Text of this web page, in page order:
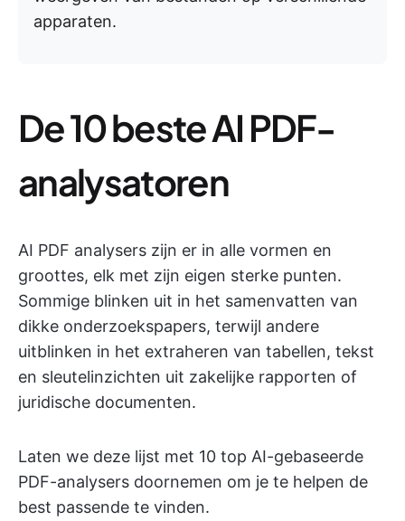
apparaten.
De 10 beste AI PDF-
analysatoren
AI PDF analysers zijn er in alle vormen en
groottes, elk met zijn eigen sterke punten.
Sommige blinken uit in het samenvatten van
dikke onderzoekspapers, terwijl andere
uitblinken in het extraheren van tabellen, tekst
en sleutelinzichten uit zakelijke rapporten of
juridische documenten.
Laten we deze lijst met 10 top AI-gebaseerde
PDF-analysers doornemen om je te helpen de
best passende te vinden.